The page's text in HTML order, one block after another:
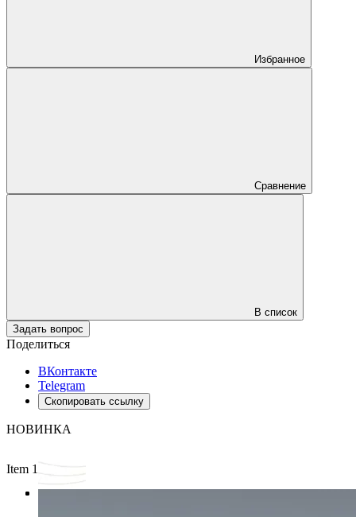
Избранное
Сравнение
В список
Задать вопрос
Поделиться
ВКонтакте
Telegram
Скопировать ссылку
НОВИНКА
Item 1 of 3